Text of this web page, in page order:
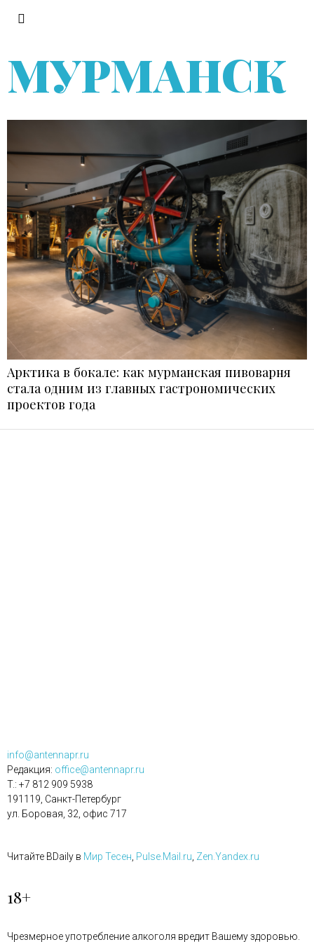
МУРМАНСК
Арктика в бокале: как мурманская пивоварня
стала одним из главных гастрономических
проектов года
info@antennapr.ru
Редакция: office@antennapr.ru
T.: +7 812 909 5938
191119, Санкт-Петербург
ул. Боровая, 32, офис 717
Читайте BDaily в Мир Тесен, Pulse.Mail.ru, Zen.Yandex.ru
18+
Чрезмерное употребление алкоголя вредит Вашему здоровью.